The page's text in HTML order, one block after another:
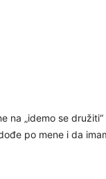
na „idemo se
po mene i da